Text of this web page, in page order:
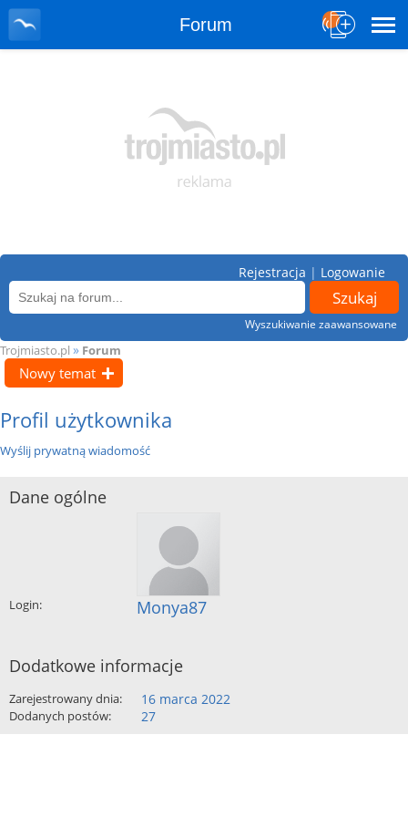
Forum
Wyszukiwanie zaawansowane
Rejestracja | Logowanie
Trojmiasto.pl » Forum
Nowy temat
Profil użytkownika
Wyślij prywatną wiadomość
Dane ogólne
Login: Monya87
Dodatkowe informacje
Zarejestrowany dnia: 16 marca 2022
Dodanych postów: 27